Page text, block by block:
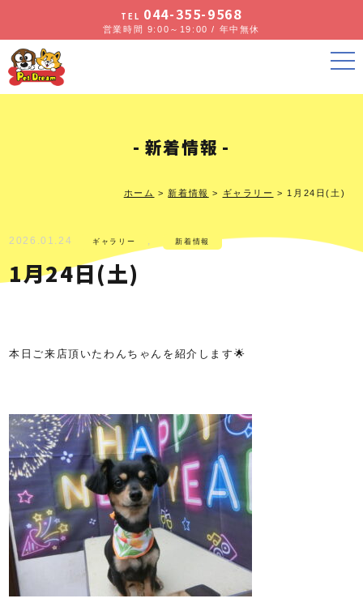
TEL 044-355-9568
営業時間 9:00～19:00 / 年中無休
新着情報
ホーム > 新着情報 > ギャラリー > 1月24日(土)
2026.01.24 ギャラリー 新着情報
1月24日(土)
本日ご来店頂いたわんちゃんを紹介します🌟